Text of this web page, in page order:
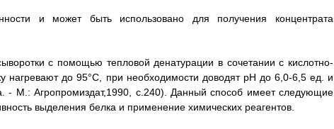
и может быть использовано для получения концентрата
с помощью тепловой денатурации в сочетании с кислотно-
нагревают до 95°С, при необходимости доводят рН до 6,0-6,5 ед. и
М.: Агропромиздат,1990, с.240). Данный способ имеет следующие
выделения белка и применение химических реагентов.